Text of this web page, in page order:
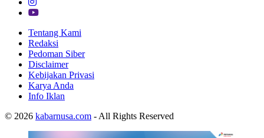
Tentang Kami
Redaksi
Pedoman Siber
Disclaimer
Kebijakan Privasi
Karya Anda
Info Iklan
© 2026 kabarnusa.com - All Rights Reserved